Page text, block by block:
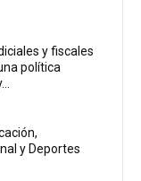
y fiscales
política
y Deportes